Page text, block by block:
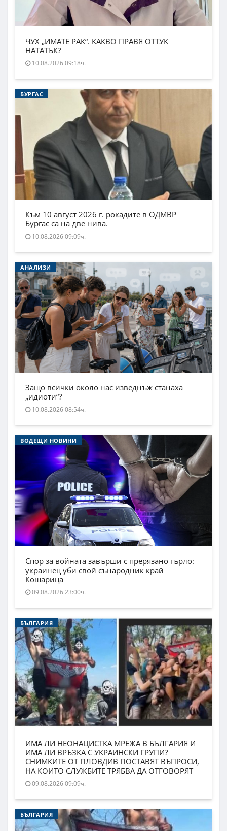
ЧУХ „ИМАТЕ РАК“. КАКВО ПРАВЯ ОТТУК
НАТАТЪК?
10.08.2026 09:18ч.
БУРГАС
Към 10 август 2026 г. рокадите в ОДМВР
Бургас са на две нива.
10.08.2026 09:09ч.
АНАЛИЗИ
Защо всички около нас изведнъж станаха
„идиоти“?
10.08.2026 08:54ч.
ВОДЕЩИ НОВИНИ
Спор за войната завърши с прерязано гърло:
украинец уби свой сънародник край
Кошарица
09.08.2026 23:00ч.
БЪЛГАРИЯ
ИМА ЛИ НЕОНАЦИСТКА МРЕЖА В БЪЛГАРИЯ И
ИМА ЛИ ВРЪЗКА С УКРАИНСКИ ГРУПИ?
СНИМКИТЕ ОТ ПЛОВДИВ ПОСТАВЯТ ВЪПРОСИ,
НА КОИТО СЛУЖБИТЕ ТРЯБВА ДА ОТГОВОРЯТ
09.08.2026 09:09ч.
БЪЛГАРИЯ